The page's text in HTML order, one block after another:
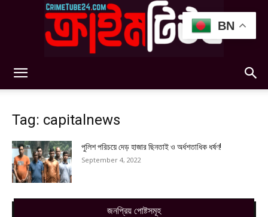
Tag: capitalnews
পুলিশ পরিচয়ে দেড় হাজার ছিনতাই ও অর্ধশতাধিক ধর্ষণ!
September 4, 2022
জনপ্রিয় পোষ্টসমূহ
BN